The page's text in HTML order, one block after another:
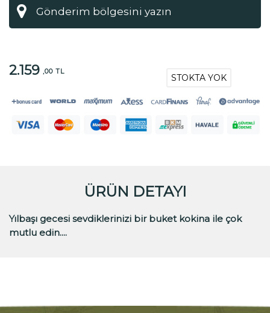
2.159 ,00 TL
STOKTA YOK
ÜRÜN DETAYI
Yılbaşı gecesi sevdiklerinizi bir buket kokina ile çok
mutlu edin....